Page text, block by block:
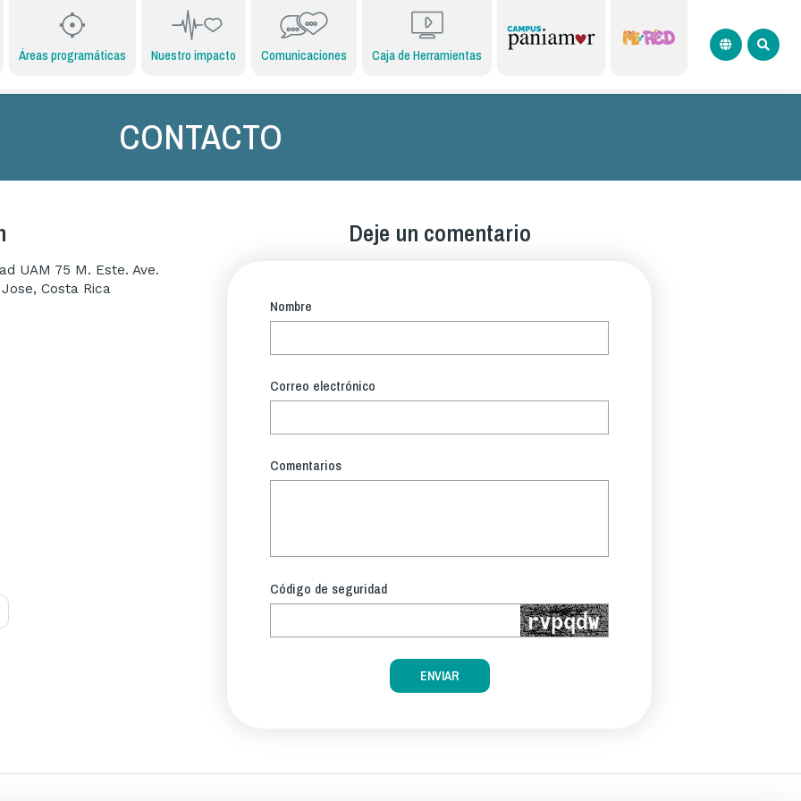
Áreas programáticas Nuestro impacto Comunicaciones Caja de Herramientas
CONTACTO
UAM 75 M. Este. Ave.
Costa Rica
Deje un comentario
Nombre
Correo electrónico
Comentarios
Código de seguridad